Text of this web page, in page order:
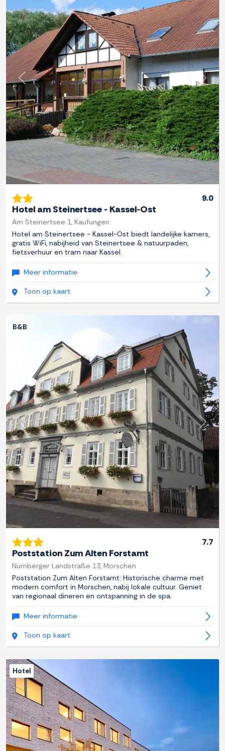
Previous Next
9.0
Hotel am Steinertsee - Kassel-Ost
Am Steinertsee 1, Kaufungen
Hotel am Steinertsee - Kassel-Ost biedt landelijke kamers,
gratis WiFi, nabijheid van Steinertsee & natuurpaden,
fietsverhuur en tram naar Kassel.
Meer informatie
Toon op kaart
Previous Next
B&B
7.7
Poststation Zum Alten Forstamt
Nürnberger Landstraße 13, Morschen
Poststation Zum Alten Forstamt: Historische charme met
modern comfort in Morschen, nabij lokale cultuur. Geniet
van regionaal dineren en ontspanning in de spa.
Meer informatie
Toon op kaart
Hotel